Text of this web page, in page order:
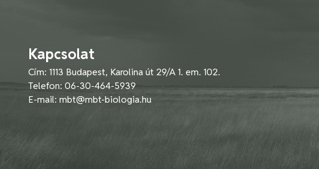
Kapcsolat
Cím: 1113 Budapest, Karolina út 29/A 1. em. 102.
Telefon: 06-30-464-5939
E-mail: mbt@mbt-biologia.hu